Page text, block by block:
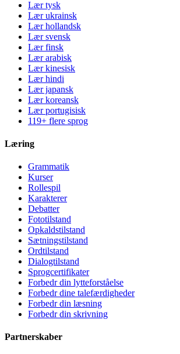
Lær tysk
Lær ukrainsk
Lær hollandsk
Lær svensk
Lær finsk
Lær arabisk
Lær kinesisk
Lær hindi
Lær japansk
Lær koreansk
Lær portugisisk
119+ flere sprog
Læring
Grammatik
Kurser
Rollespil
Karakterer
Debatter
Fototilstand
Opkaldstilstand
Sætningstilstand
Ordtilstand
Dialogtilstand
Sprogcertifikater
Forbedr din lytteforståelse
Forbedr dine talefærdigheder
Forbedr din læsning
Forbedr din skrivning
Partnerskaber